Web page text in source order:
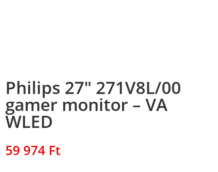
Philips 27″ 271V8L/00
gamer monitor – VA
WLED
59 974 Ft